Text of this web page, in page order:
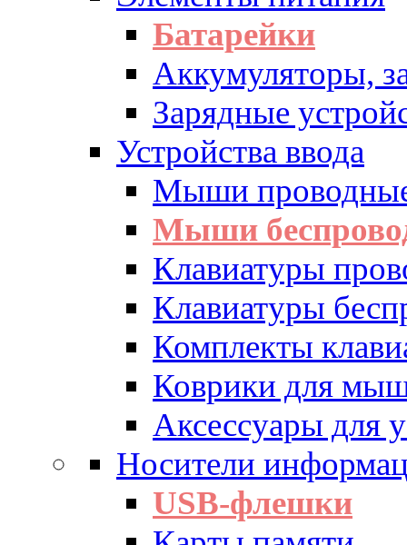
Батарейки
Аккумуляторы,
Зарядные
Устройства ввода
Мыши
Мыши
Клавиатуры
Клавиатуры
Комплекты
Коврики для
Аксессуары для
Носители
USB-флешки